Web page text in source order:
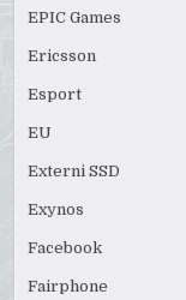
EPIC Games
Ericsson
Esport
EU
Externi SSD
Exynos
Facebook
Fairphone